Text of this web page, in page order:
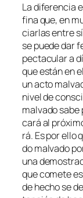
La di­fe­ren­cia
fi­na que, en
ciar­las en­tre
se pue­de dar
pec­ta­cu­lar a
que es­tán en
un ac­to
ni­vel de
mal­va­do
ca­rá al
rá. Es por ello
do mal­va­do
una
que co­me­te
de he­cho se